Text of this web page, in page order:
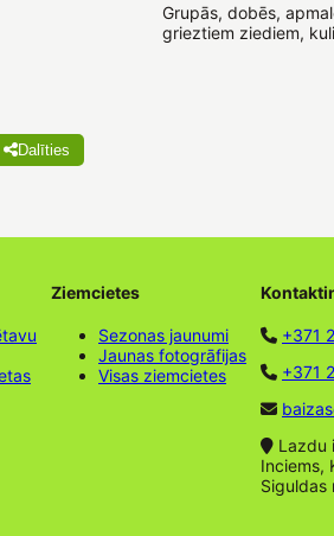
Grupās, dobēs,
grieztiem ziediem,
Dalīties
Ziemcietes
Sezonas jaunumi
Jaunas fotogrāfijas
Visas ziemcietes
+371
+371
Lazdu
Inciems,
Siguldas